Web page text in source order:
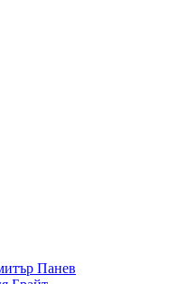
Панев